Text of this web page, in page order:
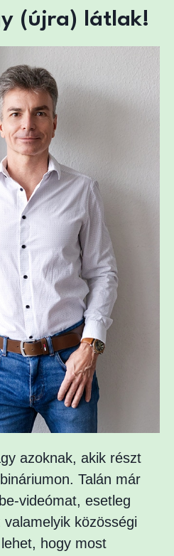
(újra) látlak!
azoknak, akik részt
Talán már
videómat, esetleg
közösségi
hogy most